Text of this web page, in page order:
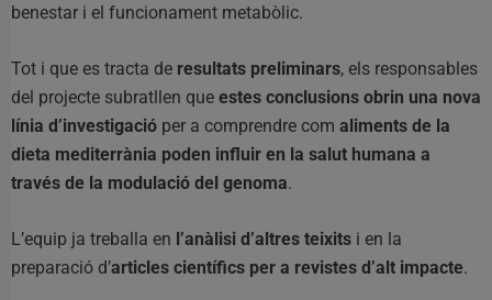
benestar i el funcionament metabòlic.
Tot i que es tracta de resultats preliminars, els responsables
del projecte subratllen que estes conclusions obrin una nova
línia d’investigació per a comprendre com aliments de la
dieta mediterrània poden influir en la salut humana a
través de la modulació del genoma.
L’equip ja treballa en l’anàlisi d’altres teixits i en la
preparació d’articles científics per a revistes d’alt impacte.